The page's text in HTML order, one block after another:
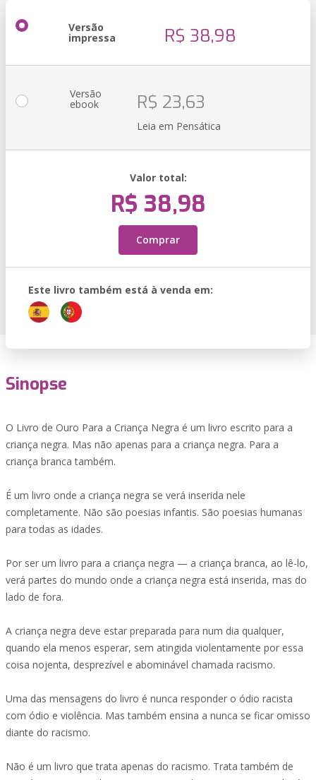
Versão
impressa R$ 38,98
Versão
ebook R$ 23,63
Leia em Pensática
Valor total:
R$ 38,98
Comprar
Este livro também está à venda em:
Sinopse
O Livro de Ouro Para a Criança Negra é um livro escrito para a
criança negra. Mas não apenas para a criança negra. Para a
criança branca também.
É um livro onde a criança negra se verá inserida nele
completamente. Não são poesias infantis. São poesias humanas
para todas as idades.
Por ser um livro para a criança negra — a criança branca, ao lê-lo,
verá partes do mundo onde a criança negra está inserida, mas do
lado de fora.
A criança negra deve estar preparada para num dia qualquer,
quando ela menos esperar, sem atingida violentamente por essa
coisa nojenta, desprezível e abominável chamada racismo.
Uma das mensagens do livro é nunca responder o ódio racista
com ódio e violência. Mas também ensina a nunca se ficar omisso
diante do racismo.
Não é um livro que trata apenas do racismo. Trata também de